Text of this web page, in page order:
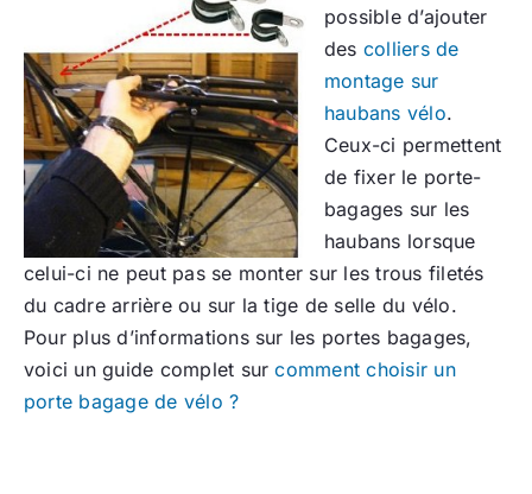
possible d’ajouter
des colliers de
montage sur
haubans vélo.
Ceux-ci permettent
de fixer le porte-
bagages sur les
haubans lorsque
celui-ci ne peut pas se monter sur les trous filetés
du cadre arrière ou sur la tige de selle du vélo.
Pour plus d’informations sur les portes bagages,
voici un guide complet surcomment choisir un
porte bagage de vélo ?